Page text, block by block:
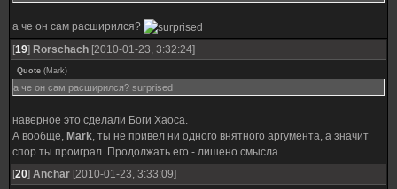
а че он сам расширился?
[19] Rorschach [2010-01-23, 3:32:24]
Quote (Mark)
а че он сам расширился? surprised
наверное это сделали Боги Хаоса.
А вообще, Mark, ты не привел ни одного внятного аргумента, а значит
спор ты проиграл. Продолжать его - лишено смысла.
[20] Anchar [2010-01-23, 3:33:09]